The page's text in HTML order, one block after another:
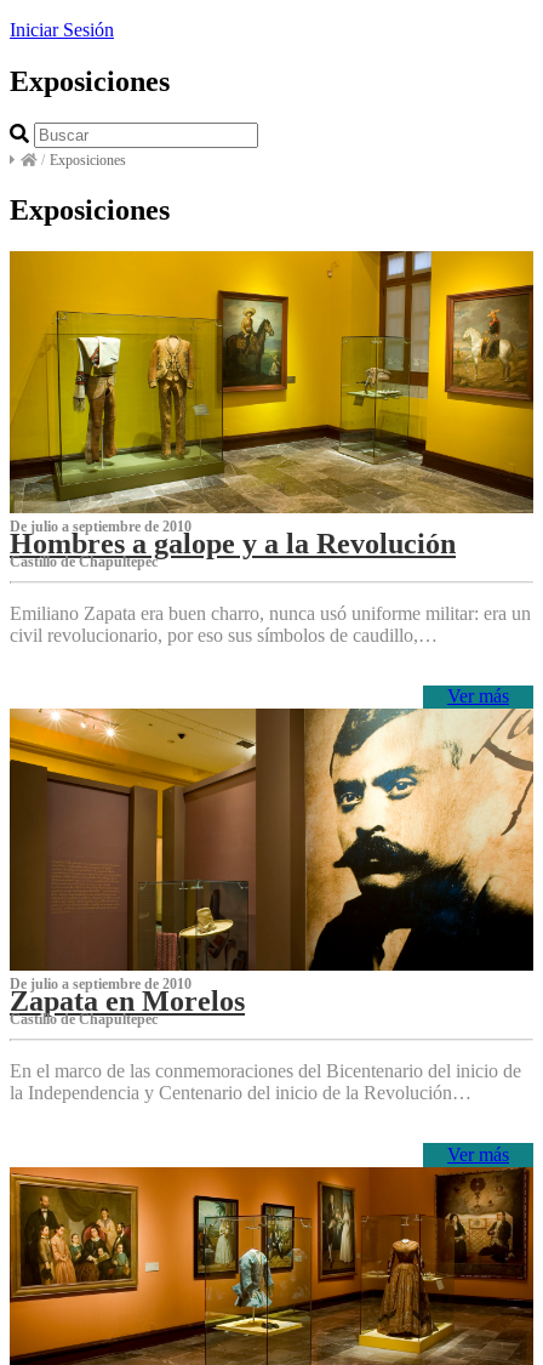
Iniciar Sesión
Exposiciones
/ Exposiciones
Exposiciones
De julio a septiembre de 2010
Hombres a galope y a la Revolución
Castillo de Chapultepec
Emiliano Zapata era buen charro, nunca usó uniforme militar: era un
civil revolucionario, por eso sus símbolos de caudillo,…
Ver más
De julio a septiembre de 2010
Zapata en Morelos
Castillo de Chapultepec
En el marco de las conmemoraciones del Bicentenario del inicio de
la Independencia y Centenario del inicio de la Revolución…
Ver más